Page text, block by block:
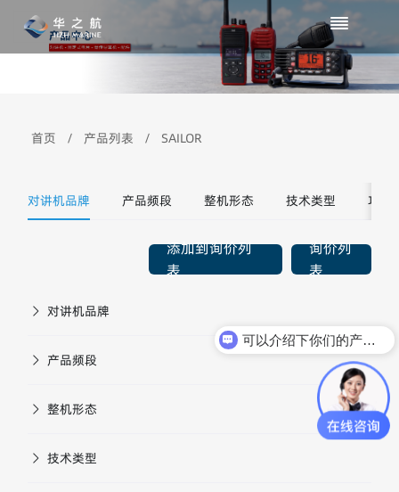
首页 / 产品列表 / SAILOR
对讲机品牌 产品频段 整机形态 技术类型 功能
添加到询价列
表
询价列
表
对讲机品牌
产品频段
整机形态
技术类型
可以介绍下你们的产品么？